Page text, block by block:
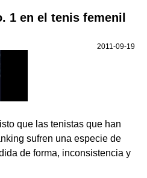
1 en el tenis femenil
2011-09-19
que las tenistas que han
sufren una especie de
de forma, inconsistencia y